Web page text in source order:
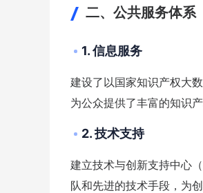
二、公共服务体系
1. 信息服务
建设了以国家知识产权大
为公众提供了丰富的知识
2. 技术支持
建立技术与创新支持中心
队和先进的技术手段，为